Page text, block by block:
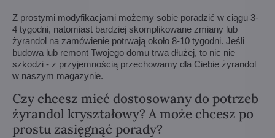
Z prostymi modyfikacjami możemy sobie poradzić w ciągu 3-
4 tygodni, natomiast bardziej skomplikowane zmiany lub
żyrandol na zamówienie potrwają około 8-10 tygodni. Jeśli
budowa lub remont Twojego domu trwa dłużej, to nic nie
szkodzi - z przyjemnością przechowamy dla Ciebie żyrandol
w naszym magazynie.
Czy chcesz mieć dostosowany do potrzeb
żyrandol kryształowy? A może chcesz po
prostu zasięgnąć porady?